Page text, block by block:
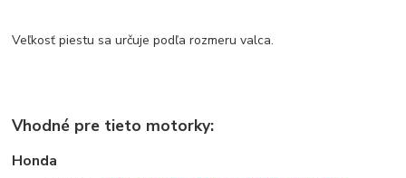
Veľkosť piestu sa určuje podľa rozmeru valca.
Vhodné pre tieto motorky:
Honda